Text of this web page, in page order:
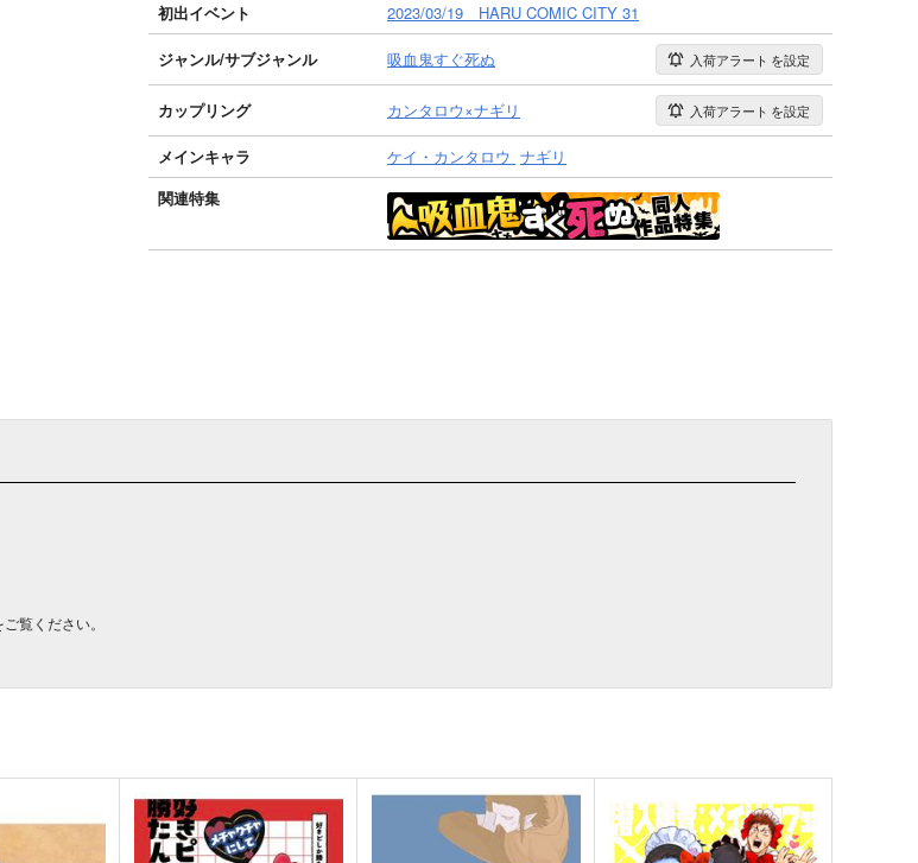
初出イベント
2023/03/19 HARU COMIC CITY 31
ジャンル/サブジャンル 吸血鬼すぐ死ぬ 入荷アラート を設定
カップリング カンタロウ×ナギリ 入荷アラート を設定
メインキャラ ケイ・カンタロウ ナギリ
関連特集
ご覧ください。